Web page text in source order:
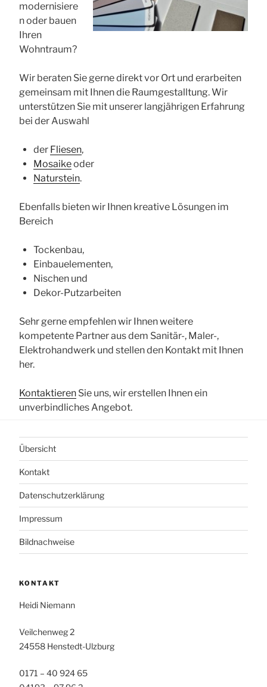
modernisiere
n oder bauen
Ihren
Wohntraum?
Wir beraten Sie gerne direkt vor Ort und erarbeiten
gemeinsam mit Ihnen die Raumgestalltung. Wir
unterstützen Sie mit unserer langjährigen Erfahrung
bei der Auswahl
der Fliesen,
Mosaikeoder
Naturstein.
Ebenfalls bieten wir Ihnen kreative Lösungen im
Bereich
Tockenbau,
Einbauelementen,
Nischen und
Dekor-Putzarbeiten
Sehr gerne empfehlen wir Ihnen weitere
kompetente Partner aus dem Sanitär-, Maler-,
Elektrohandwerk und stellen den Kontakt mit Ihnen
her.
Kontaktieren Sie uns, wir erstellen Ihnen ein
unverbindliches Angebot.
Übersicht
Kontakt
Datenschutzerklärung
Impressum
Bildnachweise
KONTAKT
Heidi Niemann
Veilchenweg 2
24558 Henstedt-Ulzburg
0171 – 40 924 65